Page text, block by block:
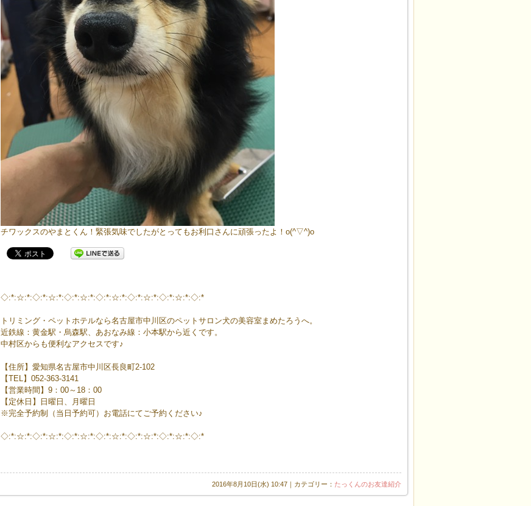
チワックスのやまとくん！緊張気味でしたがとってもお利口さんに頑張ったよ！o(^▽^)o
◇:*:☆:*:◇:*:☆:*:◇:*:☆:*:◇:*:☆:*:◇:*:☆:*:◇:*:☆:*:◇:*
トリミング・ペットホテルなら名古屋市中川区のペットサロン犬の美容室まめたろうへ。
近鉄線：黄金駅・烏森駅、あおなみ線：小本駅から近くです。
中村区からも便利なアクセスです♪
【住所】愛知県名古屋市中川区長良町2-102
【TEL】052-363-3141
【営業時間】9：00～18：00
【定休日】日曜日、月曜日
※完全予約制（当日予約可）お電話にてご予約ください♪
◇:*:☆:*:◇:*:☆:*:◇:*:☆:*:◇:*:☆:*:◇:*:☆:*:◇:*:☆:*:◇:*
2016年8月10日(水) 10:47｜カテゴリー： たっくんのお友達紹介